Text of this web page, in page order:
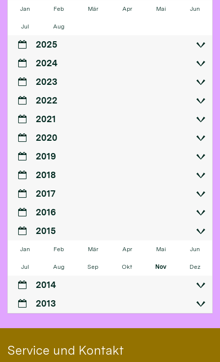
Jan Feb Mär Apr Mai Jun
Jul Aug
2025
2024
2023
2022
2021
2020
2019
2018
2017
2016
2015
Jan Feb Mär Apr Mai Jun
Jul Aug Sep Okt Nov Dez
2014
2013
Service und Kontakt